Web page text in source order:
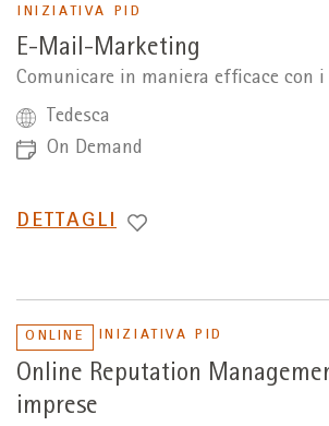
INIZIATIVA PID
E-Mail-Marketing
Comunicare in maniera efficace con
Tedesca
On Demand
PASSA
DETTAGLI
ONLINE INIZIATIVA PID
Online Reputation
imprese